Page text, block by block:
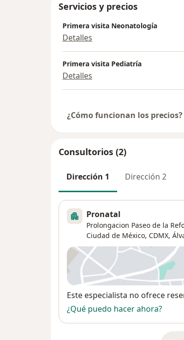
Servicios y precios
Primera visita Neonatología
Detalles
Primera visita Pediatría
Detalles
¿Cómo funcionan los precios?
Consultorios (2)
Dirección 1 Dirección 2
Pronatal
Prolongacion Paseo de la
Ciudad de México, CDMX,
Disponibilidad
Este especialista no ofrece
¿Qué puedo hacer ahora?